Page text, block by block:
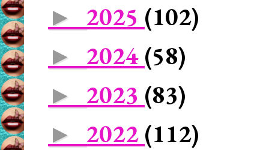
► 2025 (102)
► 2024 (58)
► 2023 (83)
► 2022 (112)